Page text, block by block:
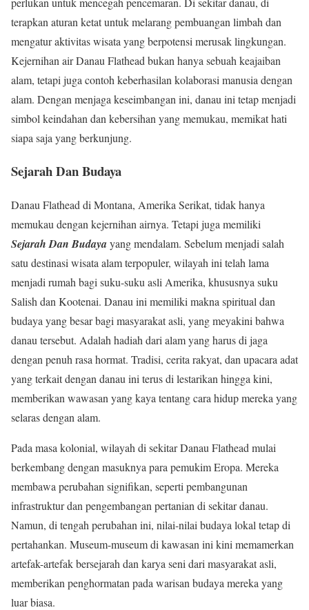
terapkan aturan ketat untuk melarang pembuangan limbah dan
mengatur aktivitas wisata yang berpotensi merusak lingkungan.
Kejernihan air Danau Flathead bukan hanya sebuah keajaiban
alam, tetapi juga contoh keberhasilan kolaborasi manusia dengan
alam. Dengan menjaga keseimbangan ini, danau ini tetap menjadi
simbol keindahan dan kebersihan yang memukau, memikat hati
siapa saja yang berkunjung.
Sejarah Dan Budaya
Danau Flathead di Montana, Amerika Serikat, tidak hanya
memukau dengan kejernihan airnya. Tetapi juga memiliki
Sejarah Dan Budayayang mendalam. Sebelum menjadi salah
satu destinasi wisata alam terpopuler, wilayah ini telah lama
menjadi rumah bagi suku-suku asli Amerika, khususnya suku
Salish dan Kootenai. Danau ini memiliki makna spiritual dan
budaya yang besar bagi masyarakat asli, yang meyakini bahwa
danau tersebut. Adalah hadiah dari alam yang harus di jaga
dengan penuh rasa hormat. Tradisi, cerita rakyat, dan upacara adat
yang terkait dengan danau ini terus di lestarikan hingga kini,
memberikan wawasan yang kaya tentang cara hidup mereka yang
selaras dengan alam.
Pada masa kolonial, wilayah di sekitar Danau Flathead mulai
berkembang dengan masuknya para pemukim Eropa. Mereka
membawa perubahan signifikan, seperti pembangunan
infrastruktur dan pengembangan pertanian di sekitar danau.
Namun, di tengah perubahan ini, nilai-nilai budaya lokal tetap di
pertahankan. Museum-museum di kawasan ini kini memamerkan
artefak-artefak bersejarah dan karya seni dari masyarakat asli,
memberikan penghormatan pada warisan budaya mereka yang
luar biasa.